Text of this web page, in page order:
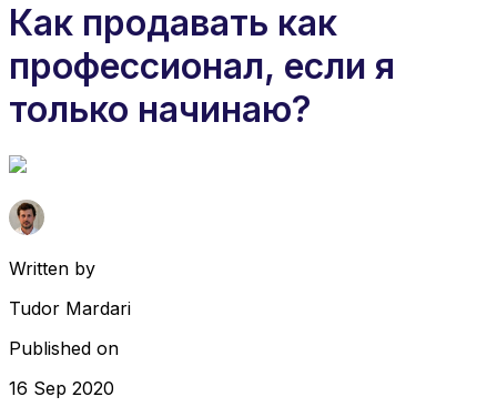
Как продавать как
профессионал, если я
только начинаю?
Written by
Tudor Mardari
Published on
16 Sep 2020